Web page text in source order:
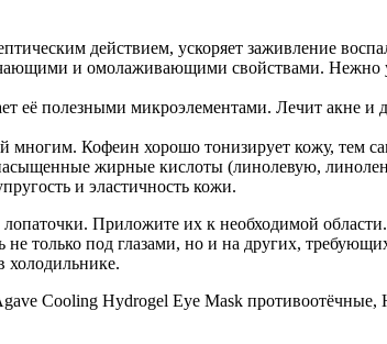
действием, ускоряет заживление
и омолаживающими свойствами. Нежно
её полезными микроэлементами. Лечит акне и
Кофеин хорошо тонизирует кожу, тем
жирные кислоты (линолевую,
и эластичность кожи.
Приложите их к необходимой
только под глазами, но и на других,
Cooling Hydrogel Eye Mask